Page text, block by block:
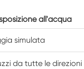
temperatura
Camera di
per l'umidità
Camera di
all'acqua
simulata
da tutte le direzioni